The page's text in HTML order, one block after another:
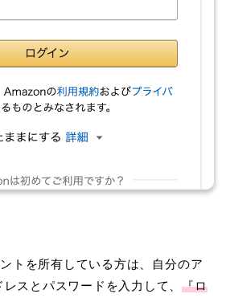
トを所有している方は、自分のア
レスとパスワードを入力して、『ロ